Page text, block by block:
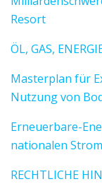
Resort
ÖL, GAS,
Masterplan für
Nutzung von
Erneuerbare-
nationalen
RECHTLICHE